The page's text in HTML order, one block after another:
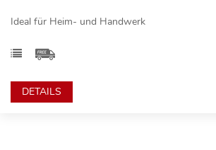
Ideal für Heim- und Handwerk
DETAILS